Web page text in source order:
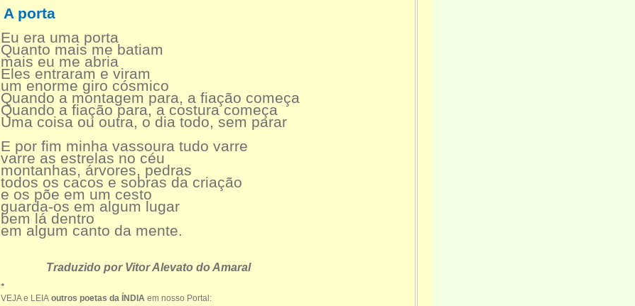
A porta
Eu era uma porta
Quanto mais me batiam
mais eu me abria
Eles entraram e viram
um enorme giro cósmico
Quando a montagem para, a fiação começa
Quando a fiação para, a costura começa
Uma coisa ou outra, o dia todo, sem parar
E por fim minha vassoura tudo varre
varre as estrelas no céu
montanhas, árvores, pedras
todos os cacos e sobras da criação
e os põe em um cesto
guarda-os em algum lugar
bem lá dentro
em algum canto da mente.
Traduzido por Vitor Alevato do Amaral
*
VEJA e LEIA outros poetas da ÍNDIA em nosso Portal: